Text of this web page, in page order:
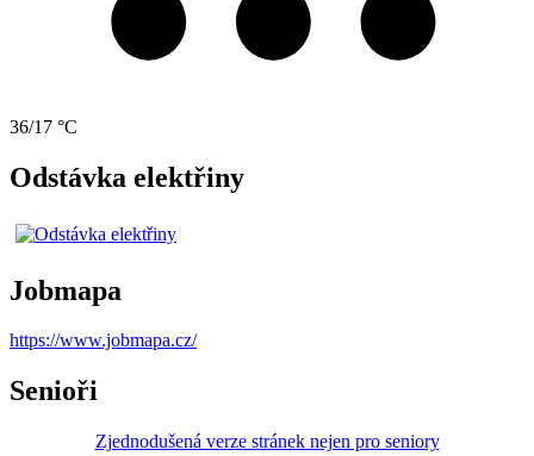
36/17 °C
Odstávka elektřiny
Jobmapa
https://www.jobmapa.cz/
Senioři
Zjednodušená verze stránek nejen pro seniory